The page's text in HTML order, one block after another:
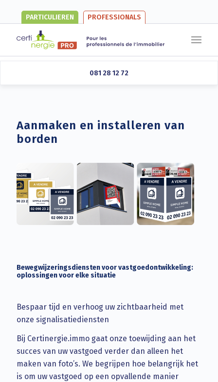
PARTICULIEREN PROFESSIONALS
Se connecter
081 28 12 72
Aanmaken en installeren van
borden
Bewegwijzeringsdiensten voor vastgoedontwikkeling:
oplossingen voor elke situatie
Bespaar tijd en verhoog uw zichtbaarheid met
onze signalisatiediensten
Bij Certinergie.immo gaat onze toewijding aan het
succes van uw vastgoed verder dan alleen het
maken van foto’s. We begrijpen hoe belangrijk het
is om uw vastgoed op een opvallende manier